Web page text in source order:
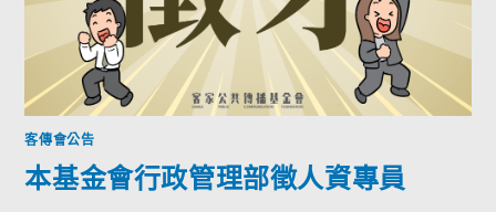
客傳會公告
本基金會行政管理部徵人資專員